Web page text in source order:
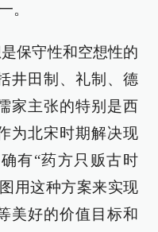
。
保守性和空想性的
井田制、礼制、德
家主张的特别是西
为北宋时期解决现
有“药方只贩古时
用这种方案来实现
美好的价值目标和